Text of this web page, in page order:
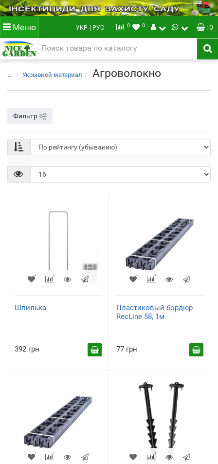
Меню УКР | РУС 0 0 : 0
... Укрывной материал Агроволокно
Фильтр
Шпилька
392 грн
Пластиковый бордюр
RecLine 58, 1м
77 грн